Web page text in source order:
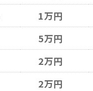
1万円
5万円
2万円
2万円